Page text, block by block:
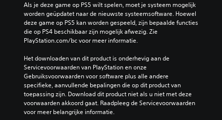
Als je deze game op PS5 wilt spelen, moet je systeem mogelijk
worden geüpdatet naar de nieuwste systeemsoftware. Hoewel
deze game op PS5 kan worden gespeeld, zijn bepaalde functies
die op PS4 beschikbaar zijn mogelijk afwezig. Zie
PlayStation.com/bc voor meer informatie.
Het downloaden van dit product is onderhevig aan de
Servicevoorwaarden van PlayStation en onze
Gebruiksvoorwaarden voor software plus alle andere
specifieke, aanvullende bepalingen die op dit product van
toepassing zijn. Download dit product niet als u niet met deze
voorwaarden akkoord gaat. Raadpleeg de Servicevoorwaarden
voor meer belangrijke informatie.